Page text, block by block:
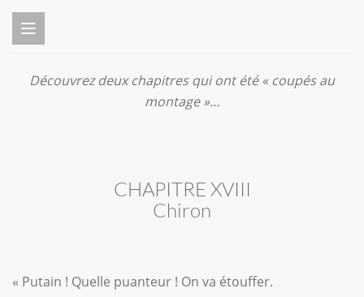
Découvrez deux chapitres qui ont été « coupés au
montage »…
CHAPITRE XVIII
Chiron
« Putain ! Quelle puanteur ! On va étouffer.